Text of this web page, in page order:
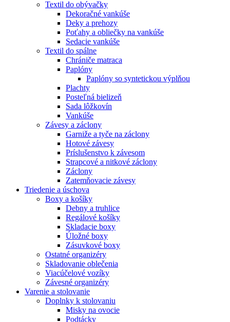
Textil do obývačky
Dekoračné vankúše
Deky a prehozy
Poťahy a obliečky na vankúše
Sedacie vankúše
Textil do spálne
Chrániče matraca
Paplóny
Paplóny so syntetickou výplňou
Plachty
Posteľná bielizeň
Sada lôžkovín
Vankúše
Závesy a záclony
Garniže a tyče na záclony
Hotové závesy
Príslušenstvo k závesom
Strapcové a nitkové záclony
Záclony
Zatemňovacie závesy
Triedenie a úschova
Boxy a košíky
Debny a truhlice
Regálové košíky
Skladacie boxy
Úložné boxy
Zásuvkové boxy
Ostatné organizéry
Skladovanie oblečenia
Viacúčelové vozíky
Závesné organizéry
Varenie a stolovanie
Doplnky k stolovaniu
Misky na ovocie
Podtácky